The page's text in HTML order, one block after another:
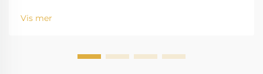
standardinstrumenter. Den høye saltholdigheten
Vis mer